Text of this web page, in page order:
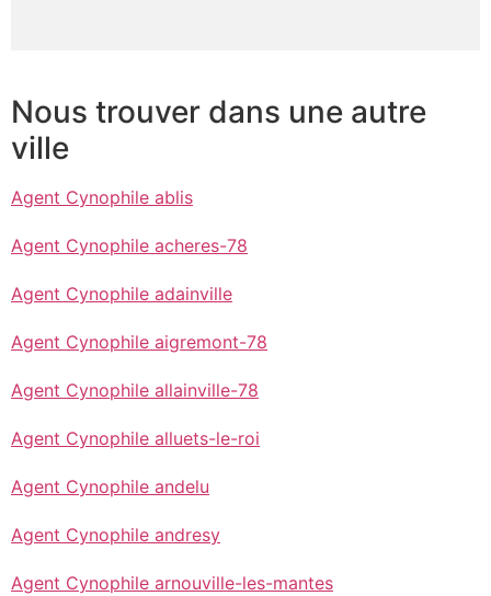
Nous trouver dans une autre
ville
Agent Cynophile ablis
Agent Cynophile acheres-78
Agent Cynophile adainville
Agent Cynophile aigremont-78
Agent Cynophile allainville-78
Agent Cynophile alluets-le-roi
Agent Cynophile andelu
Agent Cynophile andresy
Agent Cynophile arnouville-les-mantes